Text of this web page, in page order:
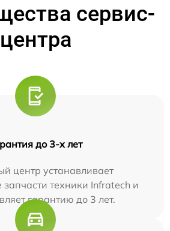
сервис-
центра
до 3-х лет
центр устанавливает
техники Infratech и
гарантию до 3 лет.